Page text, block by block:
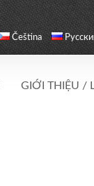
Čeština
GIỚI THIỆU /